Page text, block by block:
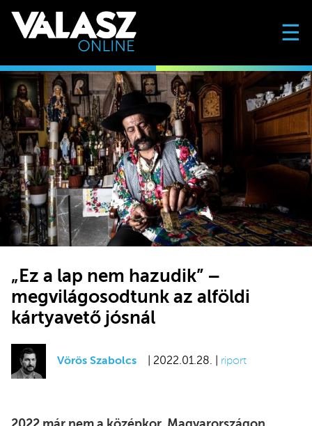
☰
„Ez a lap nem hazudik” –
megvilágosodtunk az alföldi
kártyavető jósnál
Vörös Szabolcs | 2022.01.28. | riport